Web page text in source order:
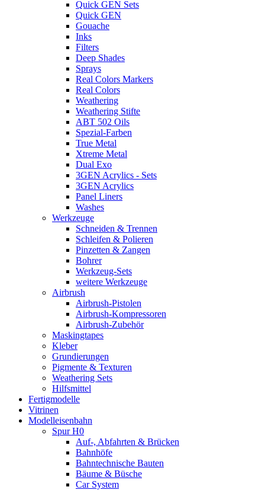
Quick GEN Sets
Quick GEN
Gouache
Inks
Filters
Deep Shades
Sprays
Real Colors Markers
Real Colors
Weathering
Weathering Stifte
ABT 502 Oils
Spezial-Farben
True Metal
Xtreme Metal
Dual Exo
3GEN Acrylics - Sets
3GEN Acrylics
Panel Liners
Washes
Werkzeuge
Schneiden & Trennen
Schleifen & Polieren
Pinzetten & Zangen
Bohrer
Werkzeug-Sets
weitere Werkzeuge
Airbrush
Airbrush-Pistolen
Airbrush-Kompressoren
Airbrush-Zubehör
Maskingtapes
Kleber
Grundierungen
Pigmente & Texturen
Weathering Sets
Hilfsmittel
Fertigmodelle
Vitrinen
Modelleisenbahn
Spur H0
Auf-, Abfahrten & Brücken
Bahnhöfe
Bahntechnische Bauten
Bäume & Büsche
Car System